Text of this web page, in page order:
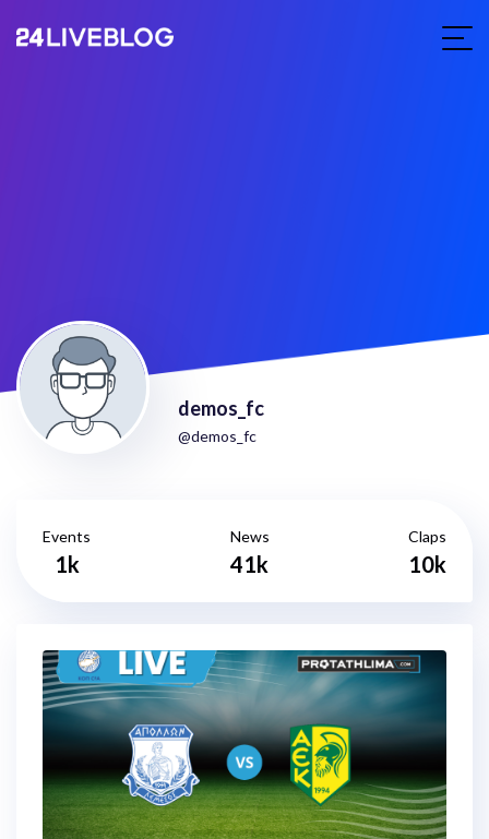
demos_fc
@demos_fc
Events
1k
News
41k
Claps
10k